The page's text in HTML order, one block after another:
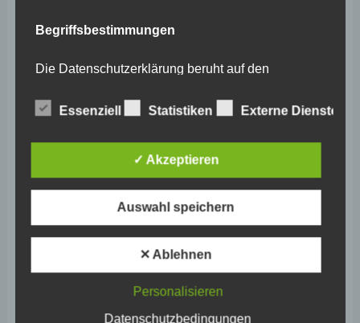
Dezember 2023
November 2023
Juli 2023
Mai 2023
Begriffsbestimmungen
Die Datenschutzerklärung beruht auf den
Richtlinien- und Verordnungsgeber beim Erlass
der Datenschutz-Grundverordnung (DS-GVO)
soll sowohl für die Öffentlichkeit als auch für
unsere Kunden und Geschäftspartner einfach
lesbar und verständlich sein. Um dies zu
gewährleisten, möchten wir vorab die verwendeten
Begrifflichkeiten erläutern.
unter anderem die folgenden Begriffe:
Essenziell Statistiken Externe Dienste
✓ Akzeptieren
Auswahl speichern
✕ Ablehnen
Personalisieren
Datenschutzbedingungen